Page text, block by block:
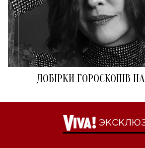
ДОБІРКИ ГОРОСКОПІВ